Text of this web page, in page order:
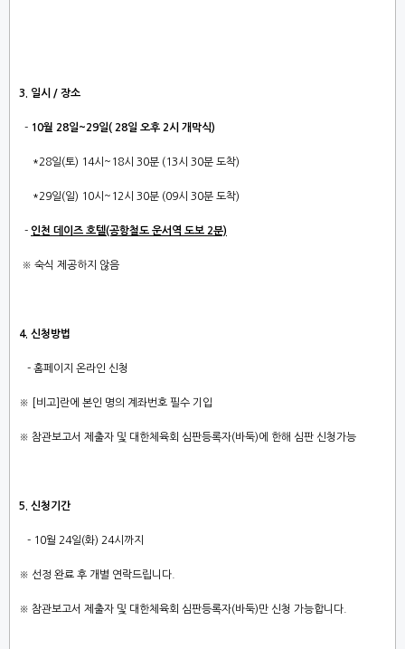
3. 일시 / 장소
- 10월 28일~29일( 28일 오후 2시 개막식)
*28일(토) 14시~18시 30분 (13시 30분 도착)
*29일(일) 10시~12시 30분 (09시 30분 도착)
- 인천 데이즈 호텔(공항철도 운서역 도보 2분)
※ 숙식 제공하지 않음
4. 신청방법
- 홈페이지 온라인 신청
※ [비고] 란에 본인 명의 계좌번호 필수 기입
※ 참관보고서 제출자 및 대한체육회 심판등록자(바둑)에 한해 심판 신청가능
5. 신청기간
- 10월 24일(화) 24시까지
※ 선정 완료 후 개별 연락드립니다.
※ 참관보고서 제출자 및 대한체육회 심판등록자(바둑)만 신청 가능합니다.